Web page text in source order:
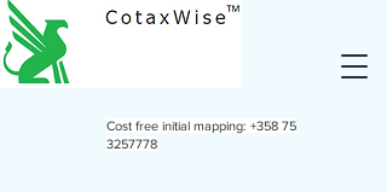
Cost free initial mapping: +358 75
3257778